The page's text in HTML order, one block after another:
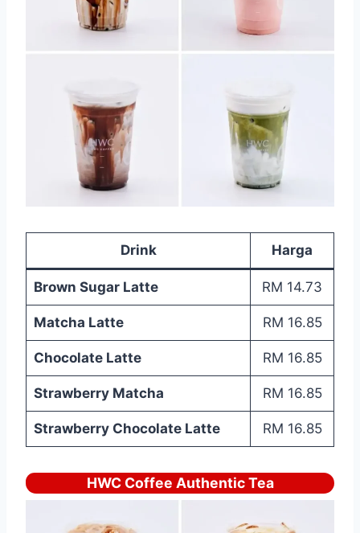
Drink Harga
Brown Sugar Latte RM 14.73
Matcha Latte RM 16.85
Chocolate Latte RM 16.85
Strawberry Matcha RM 16.85
Strawberry Chocolate Latte RM 16.85
HWC Coffee Authentic Tea